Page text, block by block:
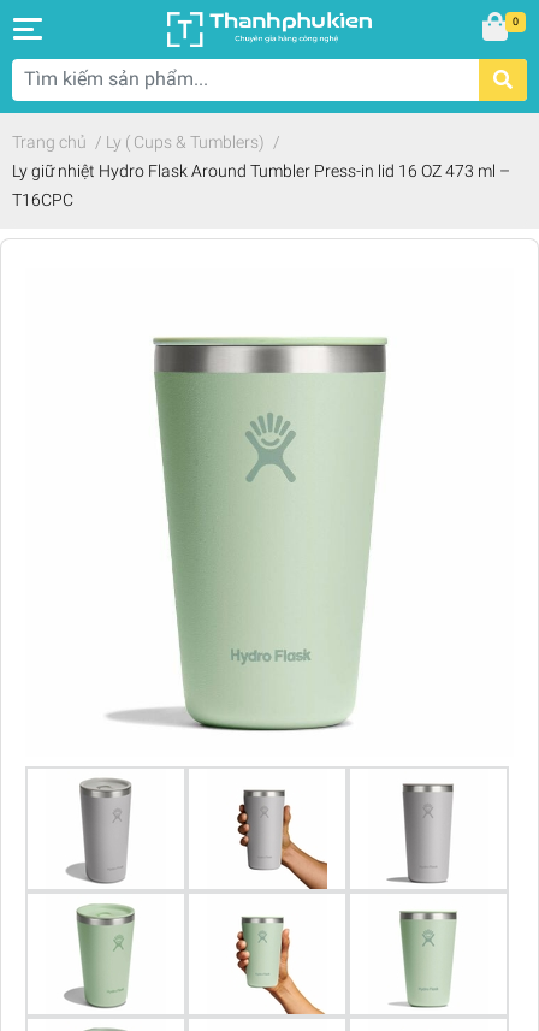
0
Trang chủ / Ly ( Cups & Tumblers) /
Ly giữ nhiệt Hydro Flask Around Tumbler Press-in lid 16 OZ 473 ml –
T16CPC